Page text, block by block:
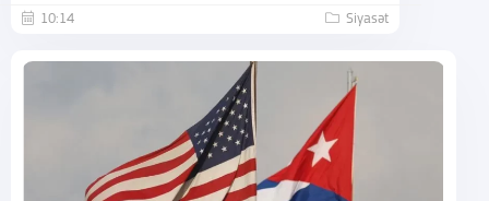
10:14 Siyasət